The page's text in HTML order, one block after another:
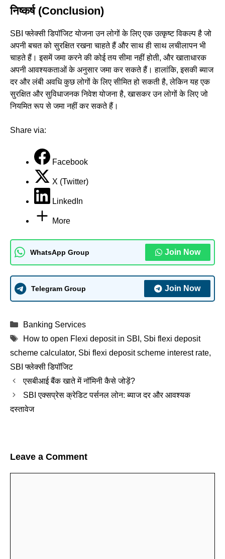
निष्कर्ष (Conclusion)
SBI फ्लेक्सी डिपॉजिट योजना उन लोगों के लिए एक उत्कृष्ट विकल्प है जो
अपनी बचत को सुरक्षित रखना चाहते हैं और साथ ही साथ लचीलापन भी
चाहते हैं। इसमें जमा करने की कोई तय सीमा नहीं होती, और खाताधारक
अपनी आवश्यकताओं के अनुसार जमा कर सकते हैं। हालांकि, इसकी ब्याज
दर और लंबी अवधि कुछ लोगों के लिए सीमित हो सकती है, लेकिन यह एक
सुरक्षित और सुविधाजनक निवेश योजना है, खासकर उन लोगों के लिए जो
नियमित रूप से जमा नहीं कर सकते हैं।
Share via:
Facebook
X (Twitter)
LinkedIn
More
WhatsApp Group Join Now
Telegram Group Join Now
Categories
Banking Services
Tags
How to open Flexi deposit in SBI , Sbi flexi deposit
scheme calculator, Sbi flexi deposit scheme interest rate,
SBI फ्लेक्सी डिपॉजिट
एसबीआई बैंक खाते में नॉमिनी कैसे जोड़ें?
SBI एक्सप्रेस क्रेडिट पर्सनल लोन: ब्याज दर और आवश्यक
दस्तावेज
Leave a Comment